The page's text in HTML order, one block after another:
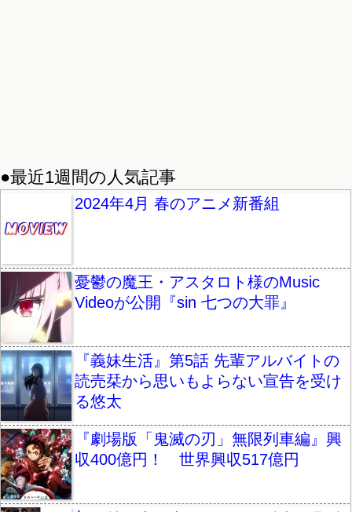
●最近1週間の人気記事
2024年4月 春のアニメ新番組
憂鬱の魔王・アスタロト様のMusic
Videoが公開『sin 七つの大罪』
『義妹生活』第5話 先輩アルバイトの
読売栞から思いもよらない宣告を受け
る悠太
『劇場版「鬼滅の刃」無限列車編』興
収400億円！ 世界興収517億円